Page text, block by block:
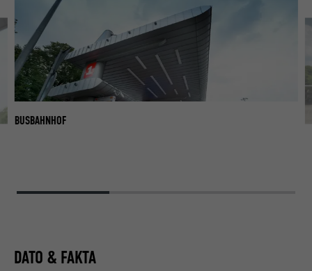
BUSBAHNHOF
DATO & FAKTA